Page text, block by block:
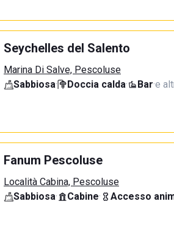
Seychelles del Salento
Marina Di Salve, Pescoluse
Sabbiosa· Doccia calda· Bar·e
Fanum Pescoluse
Località Cabina, Pescoluse
Sabbiosa· Cabine· Accesso